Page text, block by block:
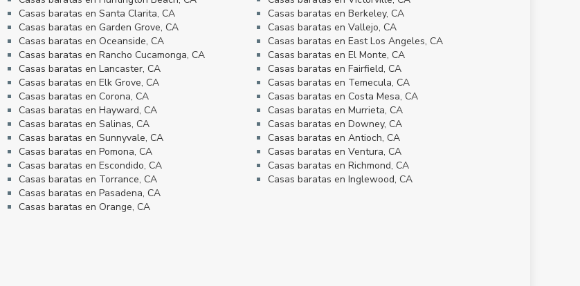
Casas baratas en Santa Clarita, CA
Casas baratas en Garden Grove, CA
Casas baratas en Oceanside, CA
Casas baratas en Rancho Cucamonga, CA
Casas baratas en Lancaster, CA
Casas baratas en Elk Grove, CA
Casas baratas en Corona, CA
Casas baratas en Hayward, CA
Casas baratas en Salinas, CA
Casas baratas en Sunnyvale, CA
Casas baratas en Pomona, CA
Casas baratas en Escondido, CA
Casas baratas en Torrance, CA
Casas baratas en Pasadena, CA
Casas baratas en Orange, CA
Casas baratas en Berkeley, CA
Casas baratas en Vallejo, CA
Casas baratas en East Los Angeles, CA
Casas baratas en El Monte, CA
Casas baratas en Fairfield, CA
Casas baratas en Temecula, CA
Casas baratas en Costa Mesa, CA
Casas baratas en Murrieta, CA
Casas baratas en Downey, CA
Casas baratas en Antioch, CA
Casas baratas en Ventura, CA
Casas baratas en Richmond, CA
Casas baratas en Inglewood, CA